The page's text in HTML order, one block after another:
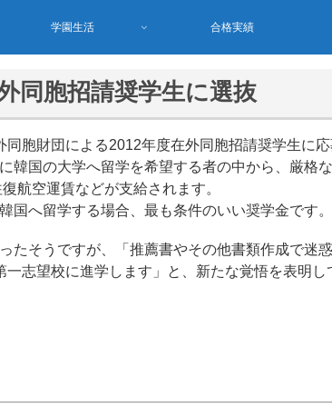
学園生活 合格実績
同胞招請奨学生に選抜
胞財団による2012年度在外同胞招請奨学生に応
韓国の大学へ留学を希望する者の中から、厳格
航空運賃などが支給されます。
へ留学する場合、最も条件のいい奨学金です。
そうですが、「推薦書やその他書類作成で迷
志望校に進学します」と、新たな覚悟を表明し